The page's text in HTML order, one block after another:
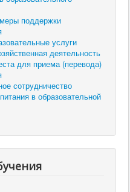
поддержки
услуги
деятельность
для приема (перевода)
сотрудничество
в образовательной